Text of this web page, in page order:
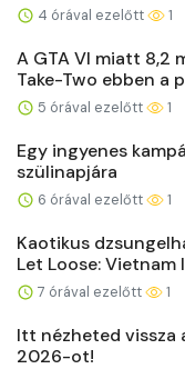
4 órával ezelőtt 1
A GTA VI miatt 8,2
Take-Two ebben a
5 órával ezelőtt 1
Egy ingyenes
szülinapjára
6 órával ezelőtt 1
Kaotikus
Let Loose:
7 órával ezelőtt 1
Itt nézheted vissza
2026-ot!